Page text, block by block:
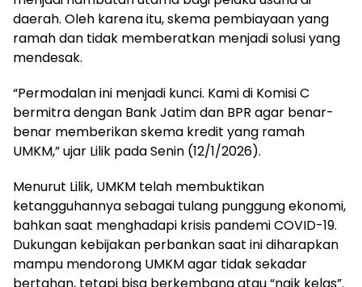
daerah. Oleh karena itu, skema pembiayaan yang
ramah dan tidak memberatkan menjadi solusi yang
mendesak.
“Permodalan ini menjadi kunci. Kami di Komisi C
bermitra dengan Bank Jatim dan BPR agar benar-
benar memberikan skema kredit yang ramah
UMKM,” ujar Lilik pada Senin (12/1/2026).
Menurut Lilik, UMKM telah membuktikan
ketangguhannya sebagai tulang punggung ekonomi,
bahkan saat menghadapi krisis pandemi COVID-19.
Dukungan kebijakan perbankan saat ini diharapkan
mampu mendorong UMKM agar tidak sekadar
bertahan, tetapi bisa berkembang atau “naik kelas”.